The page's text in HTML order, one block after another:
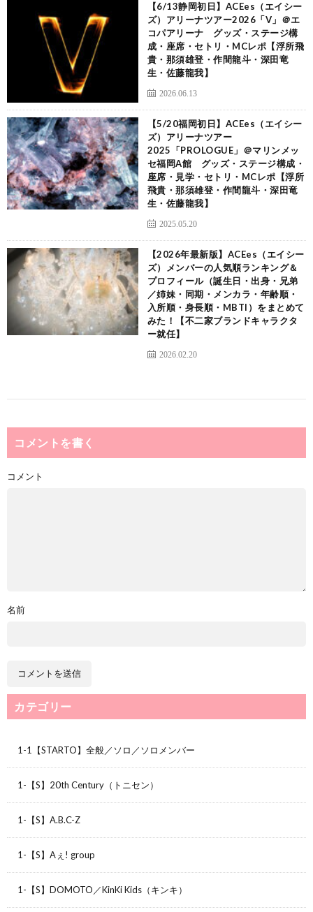
【6/13静岡初日】ACEes（エイシー
ズ）アリーナツアー2026「V」＠エ
コパアリーナ グッズ・ステージ構
成・座席・セトリ・MCレポ【浮所飛
貴・那須雄登・作間龍斗・深田竜
生・佐藤龍我】
2026.06.13
【5/20福岡初日】ACEes（エイシー
ズ）アリーナツアー
2025「PROLOGUE」＠マリンメッ
セ福岡A館 グッズ・ステージ構成・
座席・見学・セトリ・MCレポ【浮所
飛貴・那須雄登・作間龍斗・深田竜
生・佐藤龍我】
2025.05.20
【2026年最新版】ACEes（エイシー
ズ）メンバーの人気順ランキング＆
プロフィール（誕生日・出身・兄弟
／姉妹・同期・メンカラ・年齢順・
入所順・身長順・MBTI）をまとめて
みた！【不二家ブランドキャラクタ
ー就任】
2026.02.20
コメントを書く
コメント
名前
カテゴリー
1-1【STARTO】全般／ソロ／ソロメンバー
1-【S】20th Century（トニセン）
1-【S】A.B.C-Z
1-【S】Aぇ! group
1-【S】DOMOTO／KinKi Kids（キンキ）